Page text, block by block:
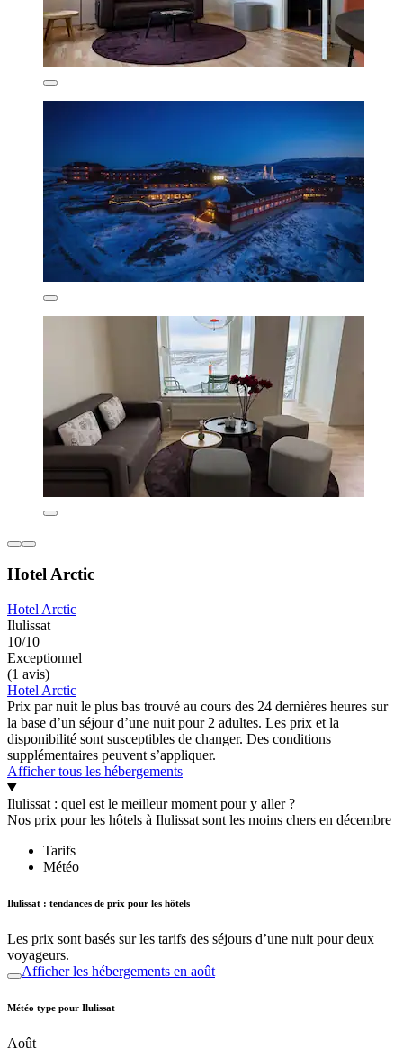
Hotel Arctic
Hotel Arctic
Ilulissat
10/10
Exceptionnel
(1 avis)
Hotel Arctic
Prix par nuit le plus bas trouvé au cours des 24 dernières heures sur
la base d’un séjour d’une nuit pour 2 adultes. Les prix et la
disponibilité sont susceptibles de changer. Des conditions
supplémentaires peuvent s’appliquer.
Afficher tous les hébergements
Ilulissat : quel est le meilleur moment pour y aller ?
Nos prix pour les hôtels à Ilulissat sont les moins chers en décembre
Tarifs
Météo
Ilulissat : tendances de prix pour les hôtels
Les prix sont basés sur les tarifs des séjours d’une nuit pour deux
voyageurs.
Afficher les hébergements en août
Météo type pour Ilulissat
Août